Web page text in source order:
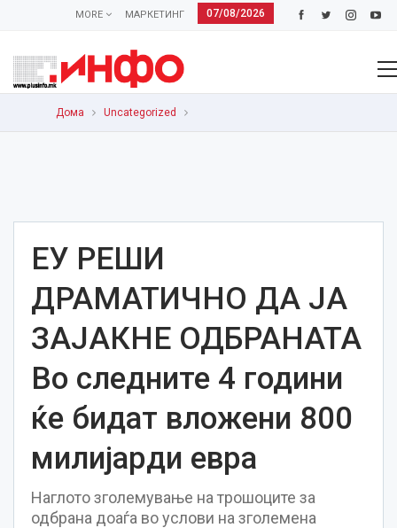
07/08/2026
МАРКЕТИНГ
MORE
Дома Uncategorized
ЕУ РЕШИ
ДРАМАТИЧНО ДА ЈА
ЗАЈАКНЕ ОДБРАНАТА
Во следните 4 години
ќе бидат вложени 800
милијарди евра
Наглото зголемување на трошоците за
одбрана доаѓа во услови на зголемена